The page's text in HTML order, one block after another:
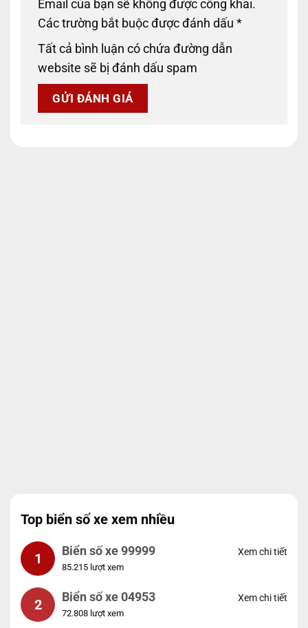
Email của bạn sẽ không được công khai.
Các trường bắt buộc được đánh dấu *
Tất cả bình luận có chứa đường dẫn
website sẽ bị đánh dấu spam
Top biển số xe xem nhiều
1 Biển số xe 99999
85.215 lượt xem
Xem chi tiết
2 Biển số xe 04953
72.808 lượt xem
Xem chi tiết